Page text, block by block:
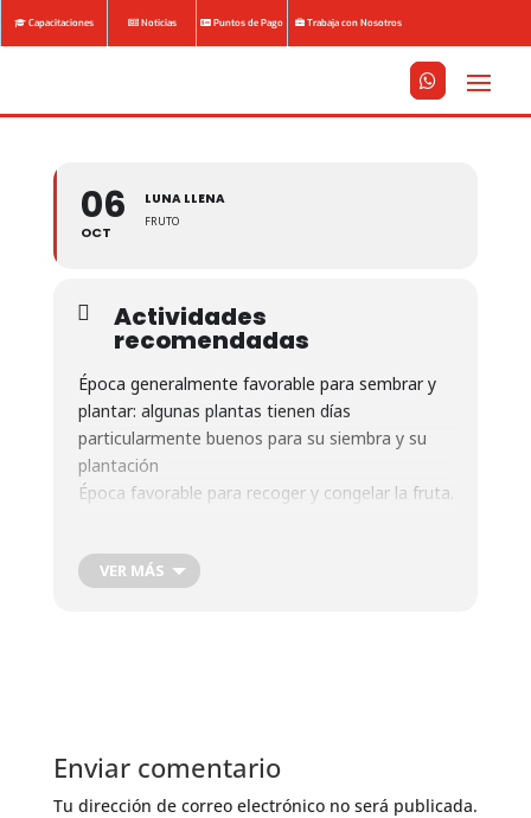
Capacitaciones Noticias Puntos de Pago Trabaja con Nosotros



06
OCT
LUNA LLENA
FRUTO
Actividades
recomendadas
Época generalmente favorable para sembrar y
plantar: algunas plantas tienen días
particularmente buenos para su siembra y su
plantación
Época favorable para recoger y congelar la fruta.
Época favorable para recoger y conservar la
VER MÁS
Enviar comentario
Tu dirección de correo electrónico no será publicada.